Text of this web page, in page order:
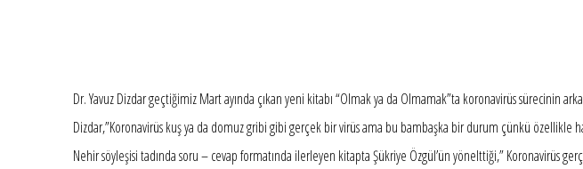
Dr. Yavuz Dizdar geçtiğimiz Mart ayında çıkan yeni kitabı “Olmak ya da Olmamak”ta koronavirüs sürecinin
Dizdar,”Koronavirüs kuş ya da domuz gribi gibi gerçek bir virüs ama bu bambaşka bir durum çünkü özellikle
Nehir söyleşisi tadında soru – cevap formatında ilerleyen kitapta Şükriye Özgül’ün yönelttiği,” Koronavirüs